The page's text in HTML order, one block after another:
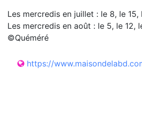
Les mercredis en juillet : le 8, le
Les mercredis en août : le 5, le 12,
©Quéméré
https://www.maisondelabd.com/7-blog/1242-lectures-